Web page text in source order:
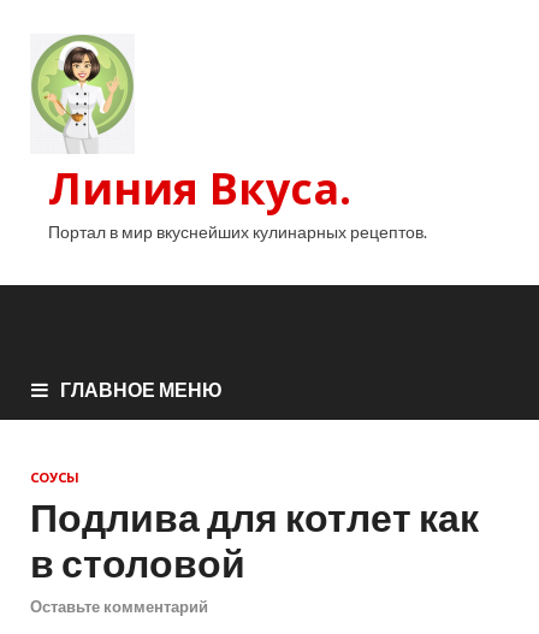
Линия Вкуса.
Портал в мир вкуснейших кулинарных рецептов.
ГЛАВНОЕ МЕНЮ
СОУСЫ
Подлива для котлет как
в столовой
Оставьте комментарий